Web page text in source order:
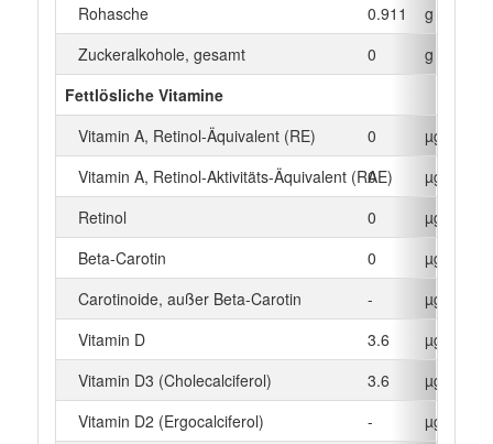
Rohasche
0.911
g
Zuckeralkohole, gesamt
0
g
Fettlösliche Vitamine
Vitamin A, Retinol-Äquivalent (RE)
0
µg
Vitamin A, Retinol-Aktivitäts-Äquivalent (RAE)
0
µg
Retinol
0
µg
Beta‑Carotin
0
µg
Carotinoide, außer Beta-Carotin
-
µg
Vitamin D
3.6
µg
Vitamin D3 (Cholecalciferol)
3.6
µg
Vitamin D2 (Ergocalciferol)
-
µg